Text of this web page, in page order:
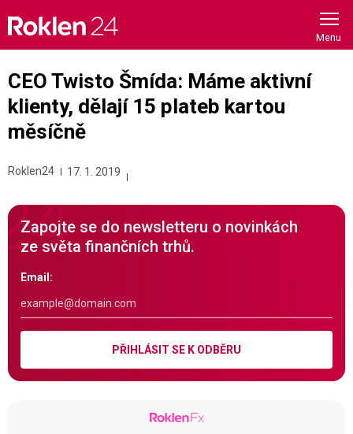
content
CEO Twisto Šmída: Máme aktivní
klienty, dělají 15 plateb kartou
měsíčně
Roklen24 17. 1. 2019
Zapojte se do newsletteru o novinkách
ze světa finančních trhů.
Email:
PŘIHLÁSIT SE K ODBĚRU